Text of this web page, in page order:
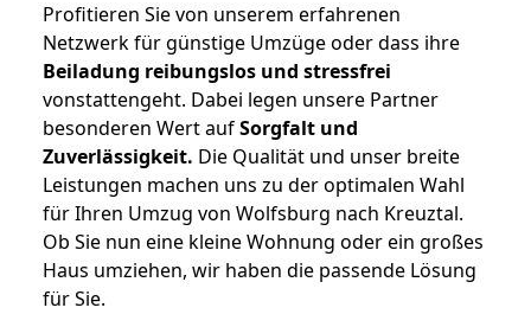
Profitieren Sie von unserem erfahrenen
Netzwerk für günstige Umzüge oder dass ihre
Beiladung reibungslos und stressfrei
vonstattengeht. Dabei legen unsere Partner
besonderen Wert aufSorgfalt und
Zuverlässigkeit. Die Qualität und unser breite
Leistungen machen uns zu der optimalen Wahl
für Ihren Umzug von Wolfsburg nach Kreuztal.
Ob Sie nun eine kleine Wohnung oder ein großes
Haus umziehen, wir haben die passende Lösung
für Sie.